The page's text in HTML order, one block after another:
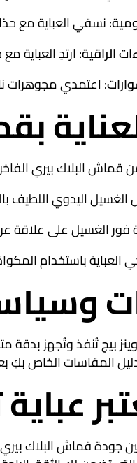
نسقي العباية مع
الراقية:ارتدِ العباية
اعتمدي مجوهرات
البلاك بيري الفاخر
اليدوي اللطيف
فور الغسيل على
العباية باستخدام
بيجتُنفذ وتُجهز بدقة
المقاسات الخاص بكِ
جودة قماش البلاك